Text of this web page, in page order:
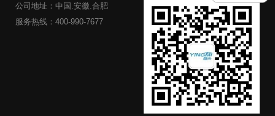
公司地址：中国.安徽.合肥
服务热线：400-990-7677